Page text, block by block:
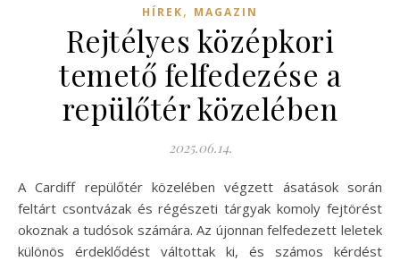
HÍREK, MAGAZIN
Rejtélyes középkori
temető felfedezése a
repülőtér közelében
2025.06.14.
A Cardiff repülőtér közelében végzett ásatások során
feltárt csontvázak és régészeti tárgyak komoly fejtörést
okoznak a tudósok számára. Az újonnan felfedezett leletek
különös érdeklődést váltottak ki, és számos kérdést